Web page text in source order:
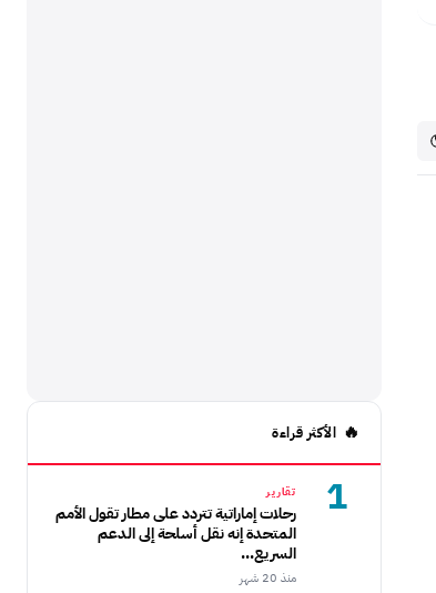
الأكثر قراءة
1 تقارير
رحلات إماراتية تتردد على مطار تقول الأمم
المتحدة إنه نقل أسلحة إلى الدعم
السريع...
منذ 20 شهر